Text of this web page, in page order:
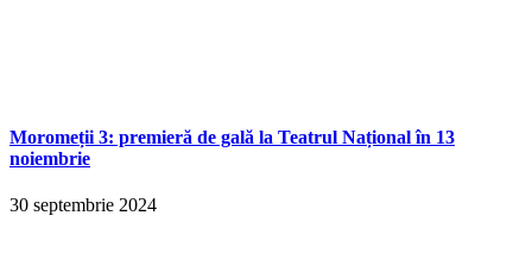
Moromeții 3: premieră de gală la Teatrul Național în 13
noiembrie
30 septembrie 2024